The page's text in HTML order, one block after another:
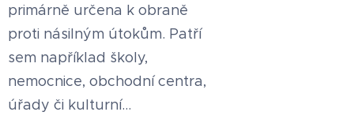
primárně určena k obraně
proti násilným útokům. Patří
sem například školy,
nemocnice, obchodní centra,
úřady či kulturní...